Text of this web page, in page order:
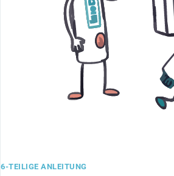
6-TEILIGE ANLEITUNG